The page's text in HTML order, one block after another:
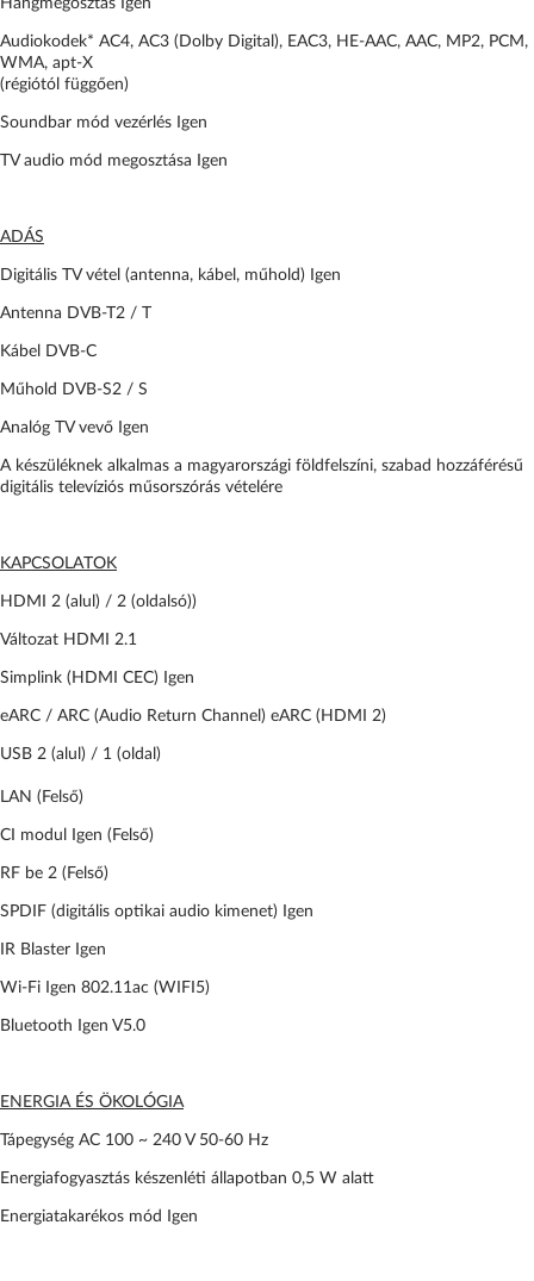
Audiokodek* AC4, AC3 (Dolby Digital), EAC3, HE-AAC, AAC, MP2, PCM,
WMA, apt-X
(régiótól függően)
Soundbar mód vezérlés Igen
TV audio mód megosztása Igen
ADÁS
Digitális TV vétel (antenna, kábel, műhold) Igen
Antenna DVB-T2 / T
Kábel DVB-C
Műhold DVB-S2 / S
Analóg TV vevő Igen
A készüléknek alkalmas a magyarországi földfelszíni, szabad hozzáférésű
digitális televíziós műsorszórás vételére
KAPCSOLATOK
HDMI 2 (alul) / 2 (oldalsó))
Változat HDMI 2.1
Simplink (HDMI CEC) Igen
eARC / ARC (Audio Return Channel) eARC (HDMI 2)
USB 2 (alul) / 1 (oldal)
LAN (Felső)
CI modul Igen (Felső)
RF be 2 (Felső)
SPDIF (digitális optikai audio kimenet) Igen
IR Blaster Igen
Wi-Fi Igen 802.11ac (WIFI5)
Bluetooth Igen V5.0
ENERGIA ÉS ÖKOLÓGIA
Tápegység AC 100 ~ 240 V 50-60 Hz
Energiafogyasztás készenléti állapotban 0,5 W alatt
Energiatakarékos mód Igen